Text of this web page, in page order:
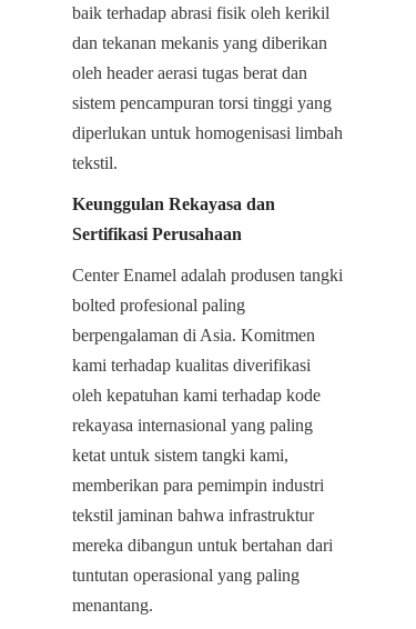
baik terhadap abrasi fisik oleh kerikil
dan tekanan mekanis yang diberikan
oleh header aerasi tugas berat dan
sistem pencampuran torsi tinggi yang
diperlukan untuk homogenisasi limbah
tekstil.
Keunggulan Rekayasa dan
Sertifikasi Perusahaan
Center Enamel adalah produsen tangki
bolted profesional paling
berpengalaman di Asia. Komitmen
kami terhadap kualitas diverifikasi
oleh kepatuhan kami terhadap kode
rekayasa internasional yang paling
ketat untuk sistem tangki kami,
memberikan para pemimpin industri
tekstil jaminan bahwa infrastruktur
mereka dibangun untuk bertahan dari
tuntutan operasional yang paling
menantang.